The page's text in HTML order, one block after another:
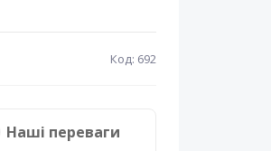
Код: 692
Наші переваги